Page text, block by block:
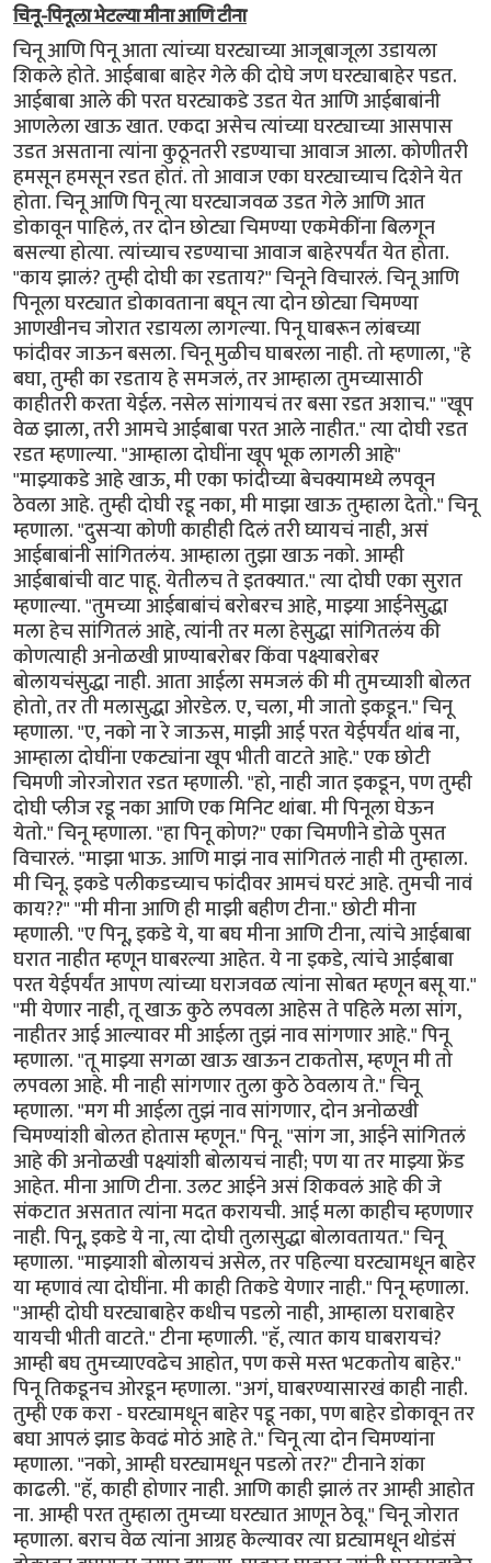
चिनू-पिनूला भेटल्या मीना आणि टीना
चिनू आणि पिनू आता त्यांच्या घरट्याच्या आजूबाजूला उडायला
शिकले होते. आईबाबा बाहेर गेले की दोघे जण घरट्याबाहेर पडत.
आईबाबा आले की परत घरट्याकडे उडत येत आणि आईबाबांनी
आणलेला खाऊ खात. एकदा असेच त्यांच्या घरट्याच्या आसपास
उडत असताना त्यांना कुठूनतरी रडण्याचा आवाज आला. कोणीतरी
हमसून हमसून रडत होतं. तो आवाज एका घरट्याच्याच दिशेने येत
होता. चिनू आणि पिनू त्या घरट्याजवळ उडत गेले आणि आत
डोकावून पाहिलं, तर दोन छोट्या चिमण्या एकमेकींना बिलगून
बसल्या होत्या. त्यांच्याच रडण्याचा आवाज बाहेरपर्यंत येत होता.
"काय झालं? तुम्ही दोघी का रडताय?" चिनूने विचारलं. चिनू आणि
पिनूला घरट्यात डोकावताना बघून त्या दोन छोट्या चिमण्या
आणखीनच जोरात रडायला लागल्या. पिनू घाबरून लांबच्या
फांदीवर जाऊन बसला. चिनू मुळीच घाबरला नाही. तो म्हणाला, "हे
बघा, तुम्ही का रडताय हे समजलं, तर आम्हाला तुमच्यासाठी
काहीतरी करता येईल. नसेल सांगायचं तर बसा रडत अशाच." "खूप
वेळ झाला, तरी आमचे आईबाबा परत आले नाहीत." त्या दोघी रडत
रडत म्हणाल्या. "आम्हाला दोघींना खूप भूक लागली आहे"
"माझ्याकडे आहे खाऊ, मी एका फांदीच्या बेचक्यामध्ये लपवून
ठेवला आहे. तुम्ही दोघी रडू नका, मी माझा खाऊ तुम्हाला देतो." चिनू
म्हणाला. "दुसर्‍या कोणी काहीही दिलं तरी घ्यायचं नाही, असं
आईबाबांनी सांगितलंय. आम्हाला तुझा खाऊ नको. आम्ही
आईबाबांची वाट पाहू. येतीलच ते इतक्यात." त्या दोघी एका सुरात
म्हणाल्या. "तुमच्या आईबाबांचं बरोबरच आहे, माझ्या आईनेसुद्धा
मला हेच सांगितलं आहे, त्यांनी तर मला हेसुद्धा सांगितलंय की
कोणत्याही अनोळखी प्राण्याबरोबर किंवा पक्ष्याबरोबर
बोलायचंसुद्धा नाही. आता आईला समजलं की मी तुमच्याशी बोलत
होतो, तर ती मलासुद्धा ओरडेल. ए, चला, मी जातो इकडून." चिनू
म्हणाला. "ए, नको ना रे जाऊस, माझी आई परत येईपर्यंत थांब ना,
आम्हाला दोघींना एकट्यांना खूप भीती वाटते आहे." एक छोटी
चिमणी जोरजोरात रडत म्हणाली. "हो, नाही जात इकडून, पण तुम्ही
दोघी प्लीज रडू नका आणि एक मिनिट थांबा. मी पिनूला घेऊन
येतो." चिनू म्हणाला. "हा पिनू कोण?" एका चिमणीने डोळे पुसत
विचारलं. "माझा भाऊ. आणि माझं नाव सांगितलं नाही मी तुम्हाला.
मी चिनू. इकडे पलीकडच्याच फांदीवर आमचं घरटं आहे. तुमची नावं
काय??" "मी मीना आणि ही माझी बहीण टीना." छोटी मीना
म्हणाली. "ए पिनू, इकडे ये, या बघ मीना आणि टीना, त्यांचे आईबाबा
घरात नाहीत म्हणून घाबरल्या आहेत. ये ना इकडे, त्यांचे आईबाबा
परत येईपर्यंत आपण त्यांच्या घराजवळ त्यांना सोबत म्हणून बसू या."
"मी येणार नाही, तू खाऊ कुठे लपवला आहेस ते पहिले मला सांग,
नाहीतर आई आल्यावर मी आईला तुझं नाव सांगणार आहे." पिनू
म्हणाला. "तू माझ्या सगळा खाऊ खाऊन टाकतोस, म्हणून मी तो
लपवला आहे. मी नाही सांगणार तुला कुठे ठेवलाय ते." चिनू
म्हणाला. "मग मी आईला तुझं नाव सांगणार, दोन अनोळखी
चिमण्यांशी बोलत होतास म्हणून." पिनू. "सांग जा, आईने सांगितलं
आहे की अनोळखी पक्ष्यांशी बोलायचं नाही; पण या तर माझ्या फ्रेंड
आहेत. मीना आणि टीना. उलट आईने असं शिकवलं आहे की जे
संकटात असतात त्यांना मदत करायची. आई मला काहीच म्हणणार
नाही. पिनू, इकडे ये ना, त्या दोघी तुलासुद्धा बोलावतायत." चिनू
म्हणाला. "माझ्याशी बोलायचं असेल, तर पहिल्या घरट्यामधून बाहेर
या म्हणावं त्या दोघींना. मी काही तिकडे येणार नाही." पिनू म्हणाला.
"आम्ही दोघी घरट्याबाहेर कधीच पडलो नाही, आम्हाला घराबाहेर
यायची भीती वाटते." टीना म्हणाली. "हॅ, त्यात काय घाबरायचं?
आम्ही बघ तुमच्याएवढेच आहोत, पण कसे मस्त भटकतोय बाहेर."
पिनू तिकडूनच ओरडून म्हणाला. "अगं, घाबरण्यासारखं काही नाही.
तुम्ही एक करा - घरट्यामधून बाहेर पडू नका, पण बाहेर डोकावून तर
बघा आपलं झाड केवढं मोठं आहे ते." चिनू त्या दोन चिमण्यांना
म्हणाला. "नको, आम्ही घरट्यामधून पडलो तर?" टीनाने शंका
काढली. "हॅ, काही होणार नाही. आणि काही झालं तर आम्ही आहोत
ना. आम्ही परत तुम्हाला तुमच्या घरट्यात आणून ठेवू." चिनू जोरात
म्हणाला. बराच वेळ त्यांना आग्रह केल्यावर त्या घ्रट्यामधून थोडंसं